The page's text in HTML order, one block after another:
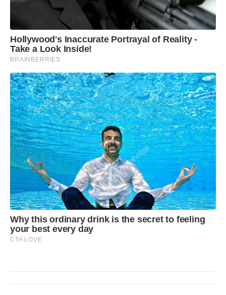
Hollywood's Inaccurate Portrayal of Reality -
Take a Look Inside!
BRAINBERRIES
Why this ordinary drink is the secret to feeling
your best every day
CTA LOVE